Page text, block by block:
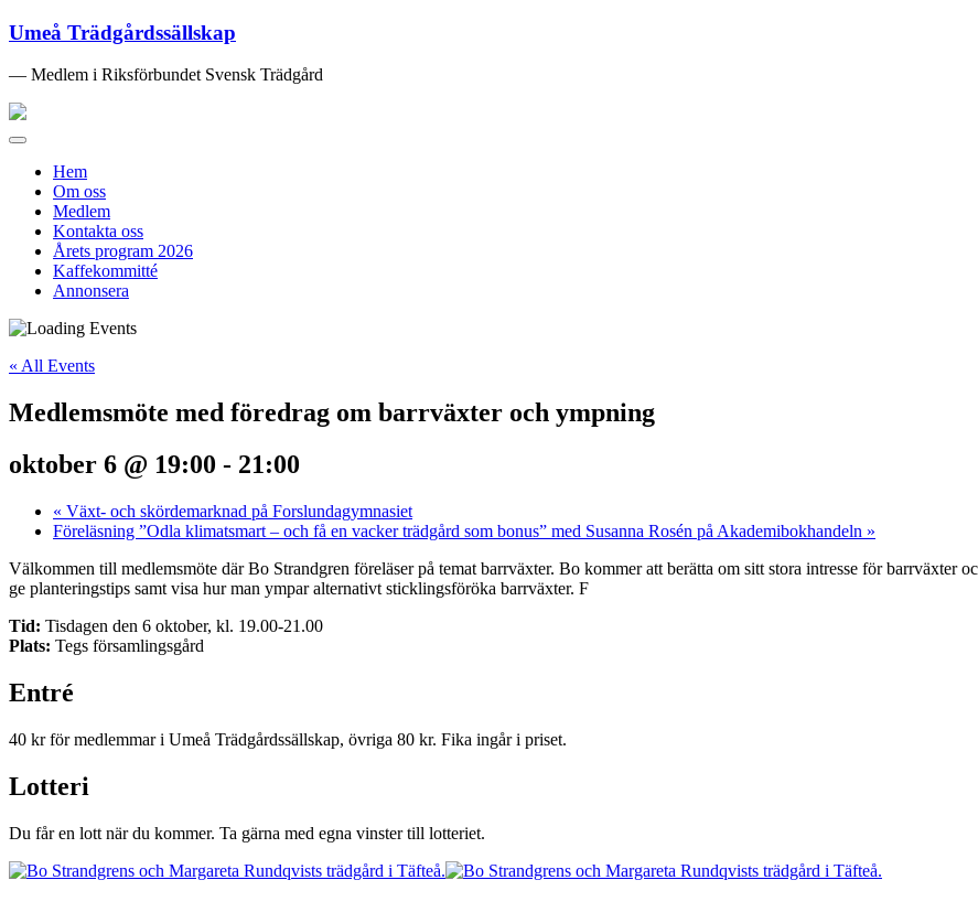
Umeå Trädgårdssällskap
— Medlem i Riksförbundet Svensk Trädgård
Toggle
navigation
Hem
Om oss
Medlem
Kontakta oss
Årets program 2026
Kaffekommitté
Annonsera
« All Events
Medlemsmöte med föredrag om barrväxter och ympning
oktober 6 @ 19:00 - 21:00
« Växt- och skördemarknad på Forslundagymnasiet
Föreläsning ”Odla klimatsmart – och få en vacker trädgård som bonus” med Susanna Rosén på Akademibokhandeln »
Välkommen till medlemsmöte där Bo Strandgren föreläser på temat barrväxter. Bo kommer att berätta om sitt stora intresse för barrväxter
ge planteringstips samt visa hur man ympar alternativt sticklingsföröka barrväxter. F
Tid: Tisdagen den 6 oktober, kl. 19.00-21.00
Plats: Tegs församlingsgård
Entré
40 kr för medlemmar i Umeå Trädgårdssällskap, övriga 80 kr. Fika ingår i priset.
Lotteri
Du får en lott när du kommer. Ta gärna med egna vinster till lotteriet.